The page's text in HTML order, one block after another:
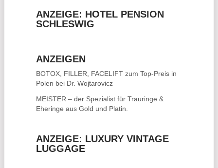
ANZEIGE: HOTEL PENSION
SCHLESWIG
ANZEIGEN
BOTOX, FILLER, FACELIFTzum Top-Preis in
Polen bei Dr. Wojtarovicz
MEISTER – der Spezialist für Trauringe &
Eheringe aus Gold und Platin.
ANZEIGE: LUXURY VINTAGE
LUGGAGE